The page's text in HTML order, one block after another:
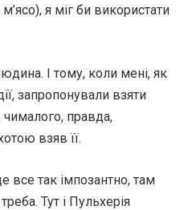
я міг би використати
І тому, коли мені, як
запропонували взяти
правда,
взяв її.
так імпозантно, там
Тут і Пульхерія